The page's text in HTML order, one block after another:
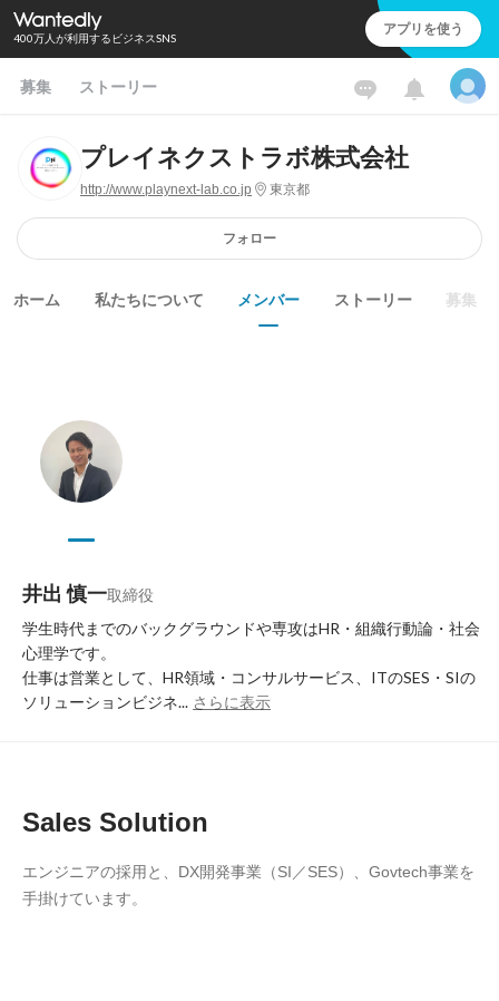
400万人が利用するビジネスSNS アプリを使う
募集 ストーリー
プレイネクストラボ株式会社
http://www.playnext-lab.co.jp 東京都
フォロー
ホーム 私たちについて メンバー ストーリー 募集
井出 慎一取締役
学生時代までのバックグラウンドや専攻はHR・組織行動論・社会
心理学です。
仕事は営業として、HR領域・コンサルサービス、ITのSES・SIの
ソリューションビジネ... さらに表示
Sales Solution
エンジニアの採用と、DX開発事業（SI／SES）、Govtech事業を
手掛けています。